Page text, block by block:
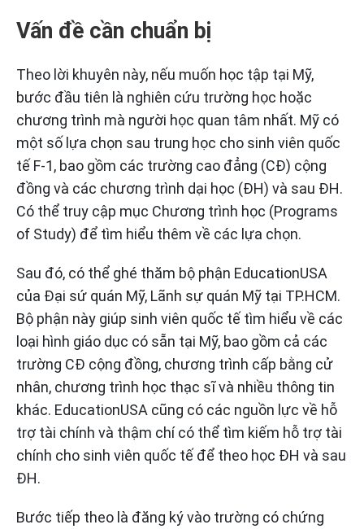
Vấn đề cần chuẩn bị
Theo lời khuyên này, nếu muốn học tập tại Mỹ,
bước đầu tiên là nghiên cứu trường học hoặc
chương trình mà người học quan tâm nhất. Mỹ có
một số lựa chọn sau trung học cho sinh viên quốc
tế F-1, bao gồm các trường cao đẳng (CĐ) cộng
đồng và các chương trình dại học (ĐH) và sau ĐH.
Có thể truy cập mục Chương trình học (Programs
of Study) để tìm hiểu thêm về các lựa chọn.
Sau đó, có thể ghé thăm bộ phận EducationUSA
của Đại sứ quán Mỹ, Lãnh sự quán Mỹ tại TP.HCM.
Bộ phận này giúp sinh viên quốc tế tìm hiểu về các
loại hình giáo dục có sẵn tại Mỹ, bao gồm cả các
trường CĐ cộng đồng, chương trình cấp bằng cử
nhân, chương trình học thạc sĩ và nhiều thông tin
khác. EducationUSA cũng có các nguồn lực về hỗ
trợ tài chính và thậm chí có thể tìm kiếm hỗ trợ tài
chính cho sinh viên quốc tế để theo học ĐH và sau
ĐH.
Bước tiếp theo là đăng ký vào trường có chứng